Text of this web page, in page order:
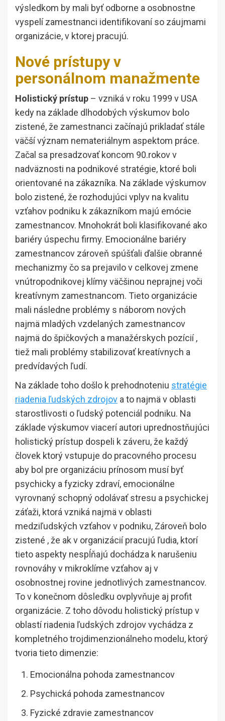
výsledkom by mali byť odborne a osobnostne
vyspelí zamestnanci identifikovaní so záujmami
organizácie, v ktorej pracujú.
Nové prístupy v
personálnom manažmente
Holistický prístup – vzniká v roku 1999 v USA
kedy na základe dlhodobých výskumov bolo
zistené, že zamestnanci začínajú prikladať stále
väčší význam nemateriálnym aspektom práce.
Začal sa presadzovať koncom 90.rokov v
nadväznosti na podnikové stratégie, ktoré boli
orientované na zákazníka. Na základe výskumov
bolo zistené, že rozhodujúci vplyv na kvalitu
vzťahov podniku k zákazníkom majú emócie
zamestnancov. Mnohokrát boli klasifikované ako
bariéry úspechu firmy. Emocionálne bariéry
zamestnancov zároveň spúšťali ďalšie obranné
mechanizmy čo sa prejavilo v celkovej zmene
vnútropodnikovej klímy väčšinou neprajnej voči
kreatívnym zamestnancom. Tieto organizácie
mali následne problémy s náborom nových
najmä mladých vzdelaných zamestnancov
najmä do špičkových a manažérskych pozícií ,
tiež mali problémy stabilizovať kreatívnych a
predvídavých ľudí.
Na základe toho došlo k prehodnoteniu stratégie
riadenia ľudských zdrojov a to najmä v oblasti
starostlivosti o ľudský potenciál podniku. Na
základe výskumov viacerí autori uprednostňujúci
holistický prístup dospeli k záveru, že každý
človek ktorý vstupuje do pracovného procesu
aby bol pre organizáciu prínosom musí byť
psychicky a fyzicky zdraví, emocionálne
vyrovnaný schopný odolávať stresu a psychickej
záťaži, ktorá vzniká najmä v oblasti
medziľudských vzťahov v podniku, Zároveň bolo
zistené , že ak v organizácií pracujú ľudia, ktorí
tieto aspekty nespĺňajú dochádza k narušeniu
rovnováhy v mikroklíme vzťahov aj v
osobnostnej rovine jednotlivých zamestnancov.
To v konečnom dôsledku ovplyvňuje aj profit
organizácie. Z toho dôvodu holistický prístup v
oblastí riadenia ľudských zdrojov vychádza z
kompletného trojdimenzionálneho modelu, ktorý
tvoria tieto dimenzie:
Emocionálna pohoda zamestnancov
Psychická pohoda zamestnancov
Fyzické zdravie zamestnancov